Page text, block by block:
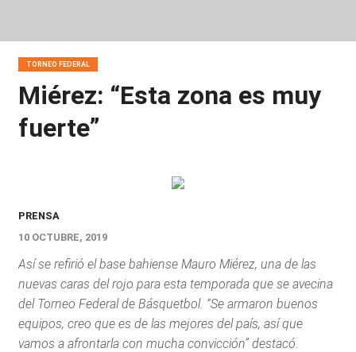
TORNEO FEDERAL
Miérez: “Esta zona es muy
fuerte”
PRENSA
10 OCTUBRE, 2019
Así se refirió el base bahiense Mauro Miérez, una de las
nuevas caras del rojo para esta temporada que se avecina
del Torneo Federal de Básquetbol. “Se armaron buenos
equipos, creo que es de las mejores del país, así que
vamos a afrontarla con mucha convicción” destacó.